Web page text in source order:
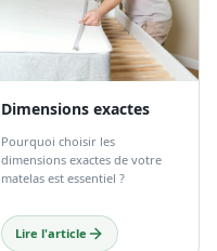
Dimensions exactes
Pourquoi choisir les
dimensions exactes de votre
matelas est essentiel ?
Lire l'article